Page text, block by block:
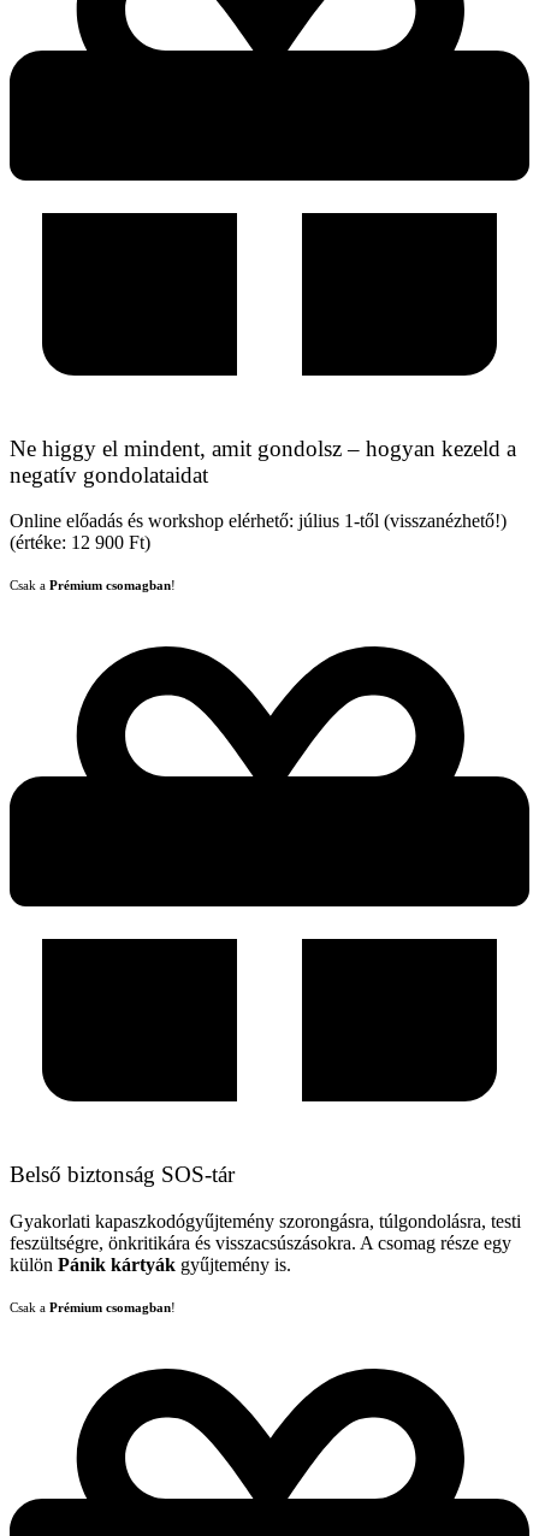
Ne higgy el mindent, amit gondolsz – hogyan kezeld a
negatív gondolataidat
Online előadás és workshop elérhető: július 1-től (visszanézhető!)
(értéke: 12 900 Ft)
Csak a Prémium csomagban!
Belső biztonság SOS-tár
Gyakorlati kapaszkodógyűjtemény szorongásra, túlgondolásra, testi
feszültségre, önkritikára és visszacsúszásokra. A csomag része egy
külön Pánik kártyák gyűjtemény is.
Csak a Prémium csomagban!